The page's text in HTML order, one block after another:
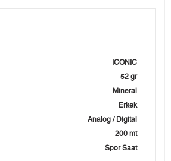
ICONIC
52 gr
Mineral
Erkek
Analog / Digital
200 mt
Spor Saat